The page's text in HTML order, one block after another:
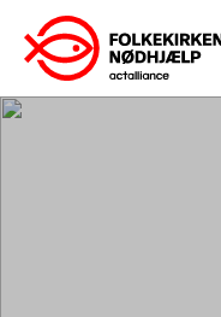
Gå
til
indhold